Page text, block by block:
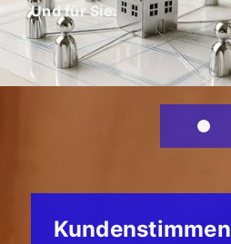
Und für Sie.
Kundenstimmen